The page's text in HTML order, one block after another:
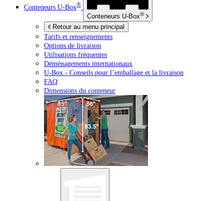
Conteneurs U-Box®
Conteneurs U-Box®
Retour au menu principal
Tarifs et renseignements
Options de livraison
Utilisations fréquentes
Déménagements internationaux
U-Box - Conseils pour l’emballage et la livraison
FAQ
Dimensions du conteneur